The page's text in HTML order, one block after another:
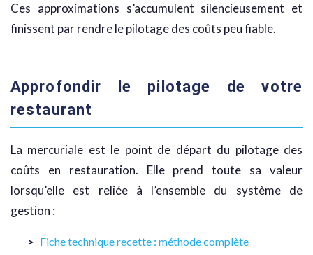
Ces approximations s’accumulent silencieusement et
finissent par rendre le pilotage des coûts peu fiable.
Approfondir le pilotage de votre
restaurant
La mercuriale est le point de départ du pilotage des
coûts en restauration. Elle prend toute sa valeur
lorsqu’elle est reliée à l’ensemble du système de
gestion :
Fiche technique recette : méthode complète